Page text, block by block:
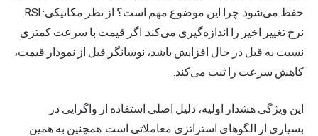
حفظ می‌شود. چرا این موضوع مهم است؟ از نظر مکانیکی: RSI
نرخ تغییر اخیر را اندازه‌گیری می‌کند. اگر قیمت با سرعت کمتری
نسبت به قبل در حال افزایش باشد، نوسانگر قبل از نمودار قیمت،
کاهش سرعت را ثبت می‌کند.
این ویژگی هشدار اولیه، دلیل اصلی استفاده از واگرایی در
بسیاری از الگوهای استراتژی معاملاتی است. همچنین به همین